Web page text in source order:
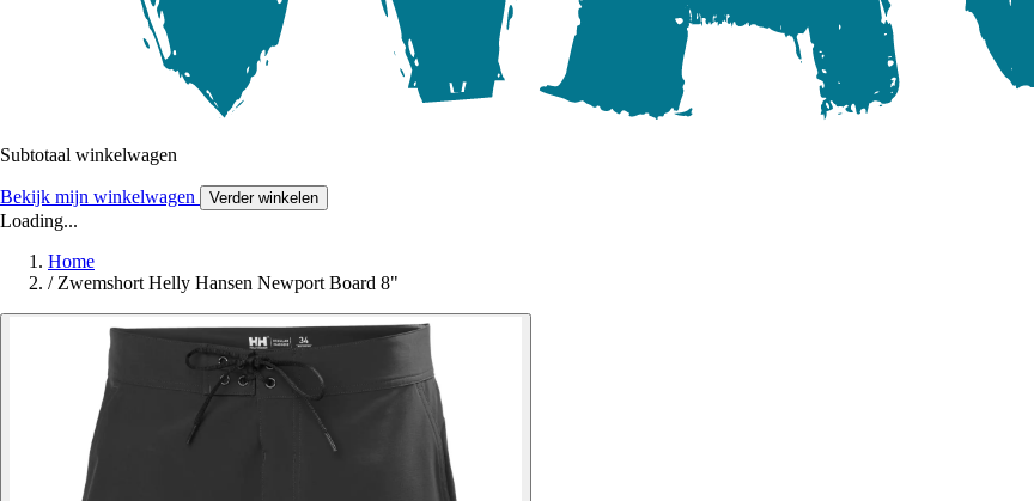
Subtotaal winkelwagen
Bekijk mijn winkelwagen Verder winkelen
Loading...
Home
/ Zwemshort Helly Hansen Newport Board 8"